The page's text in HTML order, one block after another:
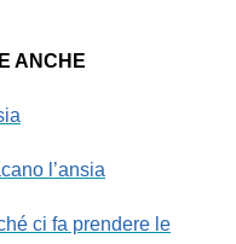
ANCHE
l’ansia
ci fa prendere le